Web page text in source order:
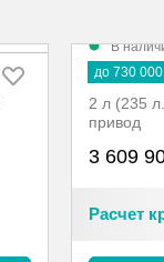
до 730
В
2 л (235
привод
3 609
Расчет